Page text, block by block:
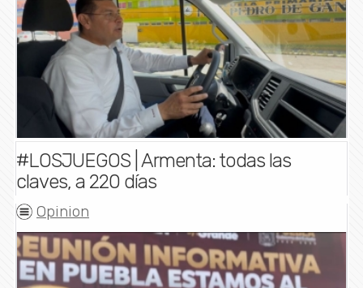
#LOSJUEGOS | Armenta: todas las
claves, a 220 días
Opinion